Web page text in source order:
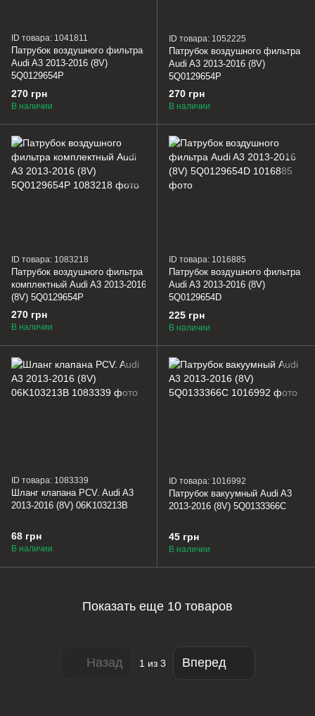
ID товара: 1041811
Патрубок воздушного фильтра
Audi A3 2013-2016 (8V)
5Q0129654P
270 грн
В наличии
ID товара: 1052225
Патрубок воздушного фильтра
Audi A3 2013-2016 (8V)
5Q0129654P
270 грн
В наличии
ID товара: 1083218
Патрубок воздушного фильтра
комплектный Audi A3 2013-2016
(8V) 5Q0129654P
270 грн
В наличии
ID товара: 1016885
Патрубок воздушного фильтра
Audi A3 2013-2016 (8V)
5Q0129654D
225 грн
В наличии
ID товара: 1083339
Шланг клапана PCV. Audi A3
2013-2016 (8V) 06K103213B
68 грн
В наличии
ID товара: 1016992
Патрубок вакуумный Audi A3
2013-2016 (8V) 5Q0133366C
45 грн
В наличии
Показать еще 10 товаров
Назад 1 из 3 Вперед